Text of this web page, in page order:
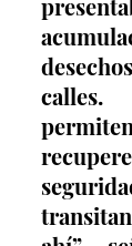
calles.